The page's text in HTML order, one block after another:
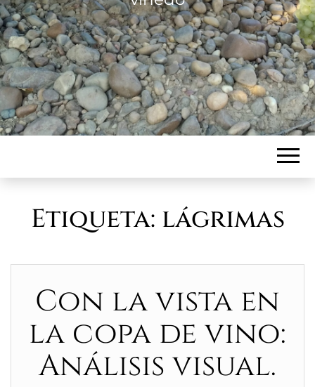
Etiqueta: lágrimas
Con la vista en
la copa de vino:
Análisis visual.